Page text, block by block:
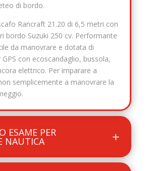
di bordo.
Rancraft 21.20 di 6,5 metri con
bordo Suzuki 250 cv. Performante
da manovrare e dotata di
con ecoscandaglio, bussola,
elettrico. Per imparare a
semplicemente a manovrare la
ESAME PER
NAUTICA